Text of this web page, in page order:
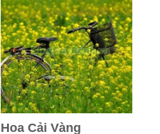
Hoa Cải Vàng